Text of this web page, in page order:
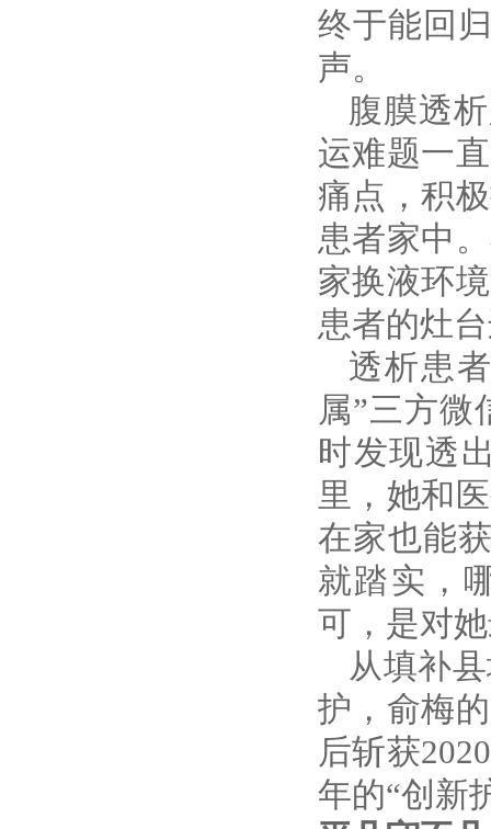
终于能回
声。
腹膜透
运难题一
痛点，积
患者家中
家换液环
患者的灶
透析患
属”三方微
时发现透
里，她和
在家也能
就踏实，
可，是对
从填补
护，俞梅
后斩获
年的“创新